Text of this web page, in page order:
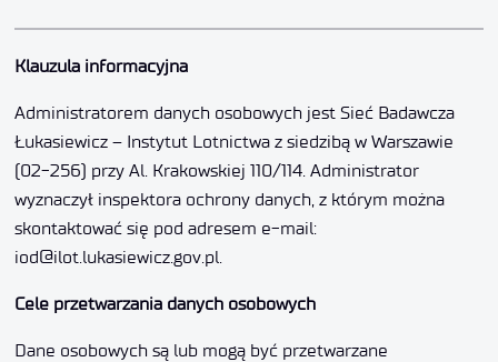
Klauzula informacyjna
Administratorem danych osobowych jest Sieć Badawcza
Łukasiewicz – Instytut Lotnictwa z siedzibą w Warszawie
(02-256) przy Al. Krakowskiej 110/114. Administrator
wyznaczył inspektora ochrony danych, z którym można
skontaktować się pod adresem e-mail:
iod@ilot.lukasiewicz.gov.pl.
Cele przetwarzania danych osobowych
Dane osobowych są lub mogą być przetwarzane